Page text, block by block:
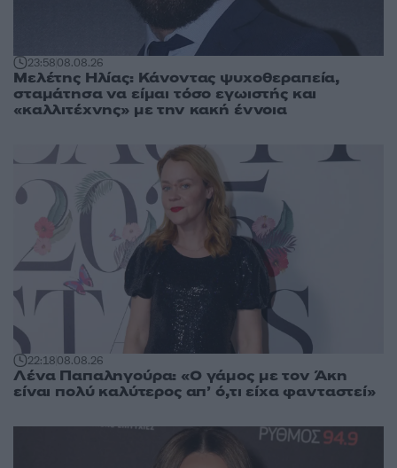
23:5808.08.26
Μελέτης Ηλίας: Κάνοντας ψυχοθεραπεία,
σταμάτησα να είμαι τόσο εγωιστής και
«καλλιτέχνης» με την κακή έννοια
22:1808.08.26
Λένα Παπαληγούρα: «Ο γάμος με τον Άκη
είναι πολύ καλύτερος απ’ ό,τι είχα φανταστεί»